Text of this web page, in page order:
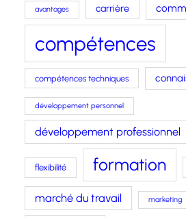
avantages carrière
compétences
compétences techniques
développement personnel
développement professionnel
flexibilité formation
marché du travail marketing